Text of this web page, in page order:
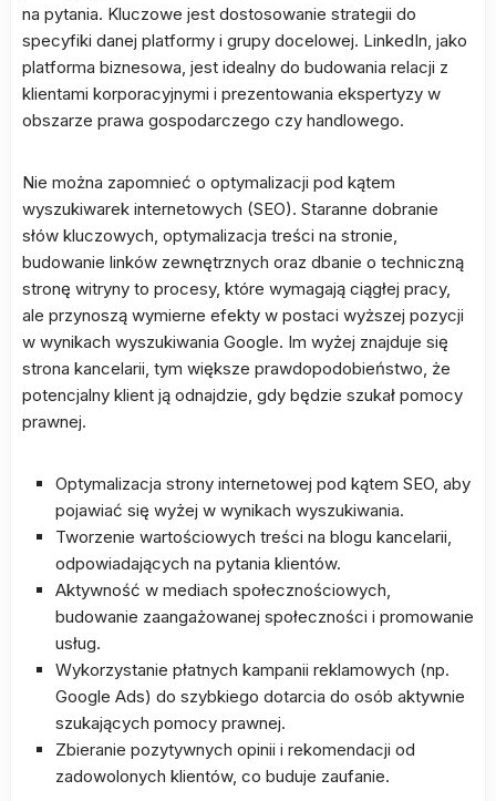
na pytania. Kluczowe jest dostosowanie strategii do
specyfiki danej platformy i grupy docelowej. LinkedIn, jako
platforma biznesowa, jest idealny do budowania relacji z
klientami korporacyjnymi i prezentowania ekspertyzy w
obszarze prawa gospodarczego czy handlowego.
Nie można zapomnieć o optymalizacji pod kątem
wyszukiwarek internetowych (SEO). Staranne dobranie
słów kluczowych, optymalizacja treści na stronie,
budowanie linków zewnętrznych oraz dbanie o techniczną
stronę witryny to procesy, które wymagają ciągłej pracy,
ale przynoszą wymierne efekty w postaci wyższej pozycji
w wynikach wyszukiwania Google. Im wyżej znajduje się
strona kancelarii, tym większe prawdopodobieństwo, że
potencjalny klient ją odnajdzie, gdy będzie szukał pomocy
prawnej.
Optymalizacja strony internetowej pod kątem SEO, aby
pojawiać się wyżej w wynikach wyszukiwania.
Tworzenie wartościowych treści na blogu kancelarii,
odpowiadających na pytania klientów.
Aktywność w mediach społecznościowych,
budowanie zaangażowanej społeczności i promowanie
usług.
Wykorzystanie płatnych kampanii reklamowych (np.
Google Ads) do szybkiego dotarcia do osób aktywnie
szukających pomocy prawnej.
Zbieranie pozytywnych opinii i rekomendacji od
zadowolonych klientów, co buduje zaufanie.